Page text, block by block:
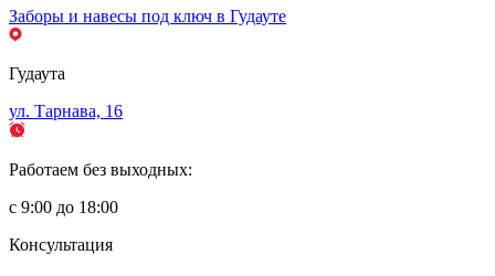
Заборы и навесы под ключ в Гудауте
Гудаута
ул. Тарнава, 16
Работаем без выходных:
с 9:00 до 18:00
Консультация